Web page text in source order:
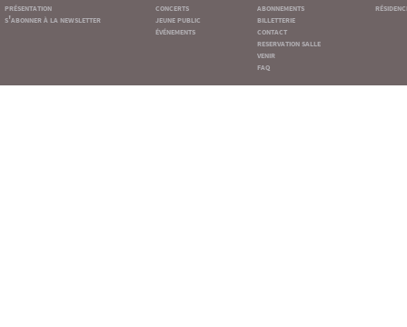
présentation
s'abonner à la newsletter
concerts
jeune public
événements
abonnements
billetterie
contact
reservation salle
venir
faq